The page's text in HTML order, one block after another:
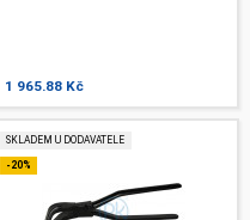
1 965.88 Kč
SKLADEM U DODAVATELE
-20%